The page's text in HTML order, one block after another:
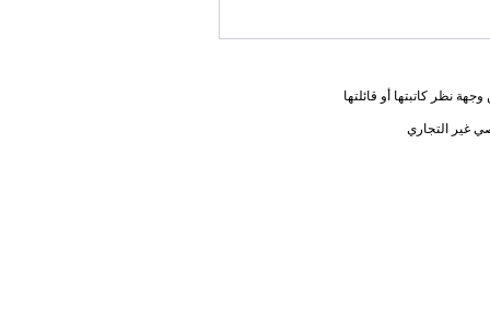
نظر كاتبتها أو قائلتها
غير التجاري